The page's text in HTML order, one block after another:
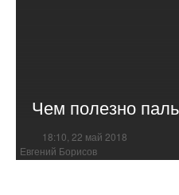
Чем полезно
18:10, 22 май 2018
Евгений Борисов